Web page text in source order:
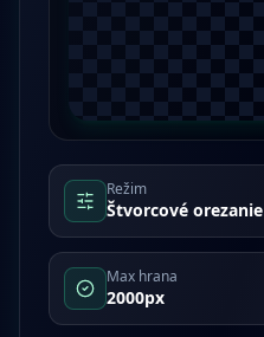
Režim
Štvorcové orezanie
Max hrana
2000px